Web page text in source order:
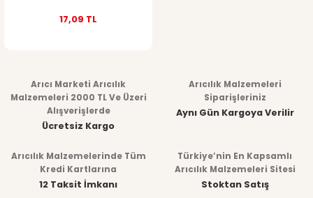
17,09 TL
Arıcı Marketi Arıcılık
Malzemeleri 2000 TL Ve Üzeri
Alışverişlerde
Ücretsiz Kargo
Arıcılık Malzemeleri
Siparişleriniz
Aynı Gün Kargoya Verilir
Arıcılık Malzemelerinde Tüm
Kredi Kartlarına
12 Taksit İmkanı
Türkiye’nin En Kapsamlı
Arıcılık Malzemeleri Sitesi
Stoktan Satış